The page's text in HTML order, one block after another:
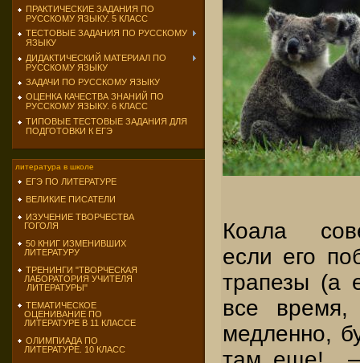
ПРАКТИЧЕСКИЕ ЗАДАНИЯ ПО
РУССКОМУ ЯЗЫКУ. 5 КЛАСС
ТЕСТОВЫЕ ЗАДАНИЯ ПО РУССКОМУ
ЯЗЫКУ
ДИДАКТИЧЕСКИЙ МАТЕРИАЛ ПО
РУССКОМУ ЯЗЫКУ
ЗАДАЧИ ПО РУССКОМУ ЯЗЫКУ
ОЦЕНКА КАЧЕСТВА ЗНАНИЙ ПО
РУССКОМУ ЯЗЫКУ. 6 КЛАСС
ТИПОВЫЕ ТЕСТОВЫЕ ЗАДАНИЯ ДЛЯ
ПОДГОТОВКИ К ЕГЭ
литература в школе
ЕГЭ ПО ЛИТЕРАТУРЕ
ВЕЛИКИЕ ПИСАТЕЛИ
ИЗУЧЕНИЕ ТВОРЧЕСТВА
ГОГОЛЯ
50 КНИГ ИЗМЕНИВШИХ
ЛИТЕРАТУРУ
ТРЕНИНГИ "ТВОРЧЕСКАЯ
ЛАБОРАТОРИЯ УЧИТЕЛЯ
ЛИТЕРАТУРЫ"
ТЕМАТИЧЕСКОЕ
ОЦЕНИВАНИЕ ПО
ЛИТЕРАТУРЕ В 11 КЛАССЕ
ОЛИМПИАДА ПО
ЛИТЕРАТУРЕ. 10 КЛАСС
Коала
если его
трапезы (а
все
медленно,